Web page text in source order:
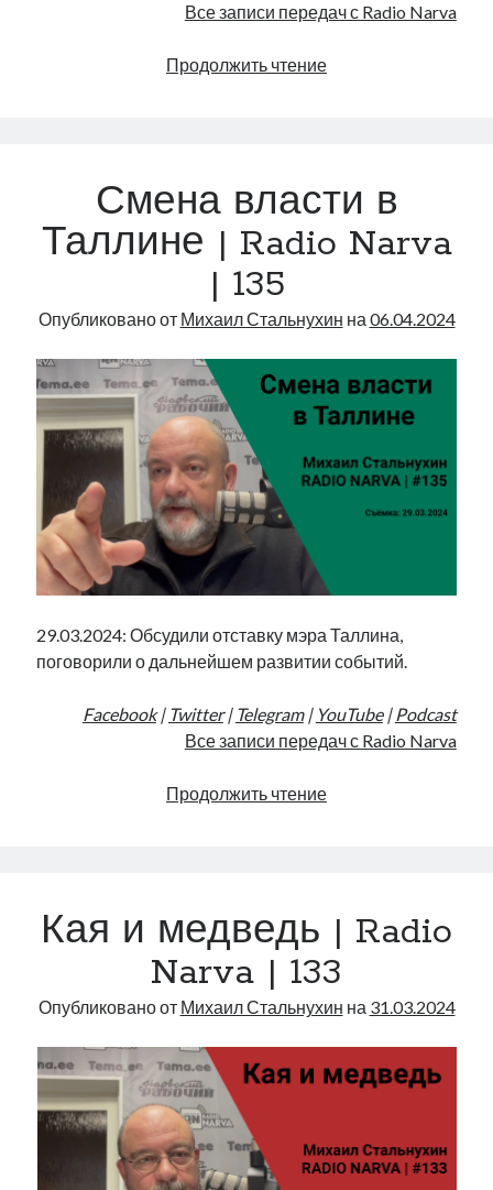
Все записи передач с Radio Narva
Продолжить чтениеПлохо
Radio
|
Смена власти в
Таллине | Radio Narva
| 135
Опубликовано от Михаил Стальнухин на 06.04.2024
29.03.2024: Обсудили отставку мэра Таллина,
поговорили о дальнейшем развитии событий.
Facebook| Twitter| Telegram| YouTube| Podcast
Все записи передач с Radio Narva
Продолжить чтениеСмена
Radio
Narva
|
135
Кая и медведь | Radio
Narva | 133
Опубликовано от Михаил Стальнухин на 31.03.2024